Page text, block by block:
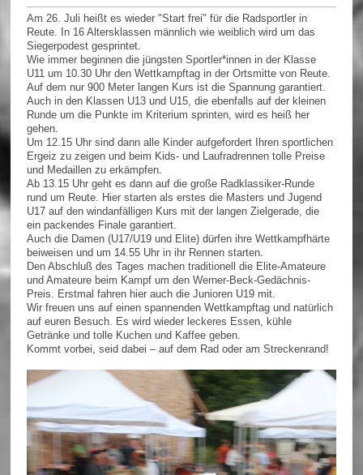
Am 26. Juli heißt es wieder "Start frei" für die Radsportler in
Reute. In 16 Altersklassen männlich wie weiblich wird um das
Siegerpodest gesprintet.
Wie immer beginnen die jüngsten Sportler*innen in der Klasse
U11 um 10.30 Uhr den Wettkampftag in der Ortsmitte von Reute.
Auf dem nur 900 Meter langen Kurs ist die Spannung garantiert.
Auch in den Klassen U13 und U15, die ebenfalls auf der kleinen
Runde um die Punkte im Kriterium sprinten, wird es heiß her
gehen.
Um 12.15 Uhr sind dann alle Kinder aufgefordert Ihren sportlichen
Ergeiz zu zeigen und beim Kids- und Laufradrennen tolle Preise
und Medaillen zu erkämpfen.
Ab 13.15 Uhr geht es dann auf die große Radklassiker-Runde
rund um Reute. Hier starten als erstes die Masters und Jugend
U17 auf den windanfälligen Kurs mit der langen Zielgerade, die
ein packendes Finale garantiert.
Auch die Damen (U17/U19 und Elite) dürfen ihre Wettkampfhärte
beiweisen und um 14.55 Uhr in ihr Rennen starten.
Den Abschluß des Tages machen traditionell die Elite-Amateure
und Amateure beim Kampf um den Werner-Beck-Gedächnis-
Preis. Erstmal fahren hier auch die Junioren U19 mit.
Wir freuen uns auf einen spannenden Wettkampftag und natürlich
auf euren Besuch. Es wird wieder leckeres Essen, kühle
Getränke und tolle Kuchen und Kaffee geben.
Kommt vorbei, seid dabei – auf dem Rad oder am Streckenrand!